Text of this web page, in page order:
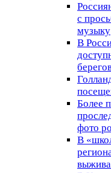
с
музыку
В
Более
фото
В